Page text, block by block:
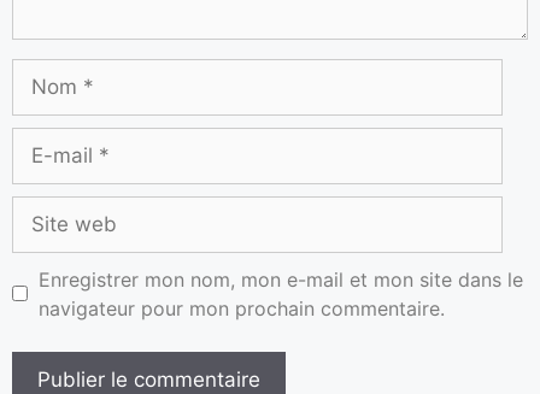
Enregistrer mon nom, mon e-mail et mon site dans le
navigateur pour mon prochain commentaire.